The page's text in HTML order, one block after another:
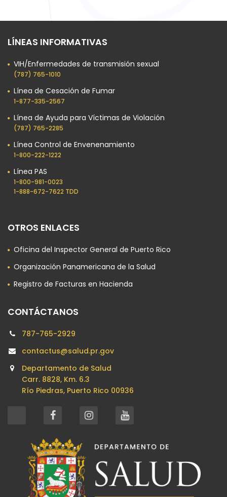
OTROS ENLACES
Oficina del Inspector General de Puerto Rico
Organización Panamericana de la Salud
Registro de Facturas en Hacienda
LÍNEAS INFORMATIVAS
VIH/Enfermedades de transmisión sexual
(787) 765-1010
Línea de Cesación de Fumar
1-877-335-2567
Línea de Ayuda para Víctimas de Violación
(787) 765-2285
Línea Control de Envenenamiento
1-800-222-1222
Línea PAS
1-800-981-0023​
1-888-672-7622 TDD
CONTÁCTANOS
787-765-2929
contactus@salud.pr.gov
Departamento de Salud
Carr. 8828, Km. 6.3
Río Piedras, Puerto Rico 00936